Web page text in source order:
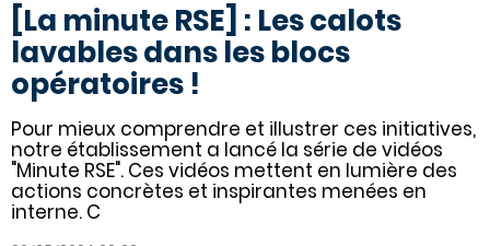
[La minute RSE] : Les calots
lavables dans les blocs
opératoires !
Pour mieux comprendre et illustrer ces initiatives,
notre établissement a lancé la série de vidéos
"Minute RSE". Ces vidéos mettent en lumière des
actions concrètes et inspirantes menées en
interne. C